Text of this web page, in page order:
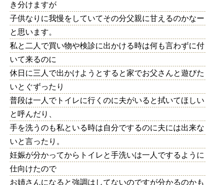
き分けますが
子供なりに我慢をしていてその分父親に甘えるのかなー
と思います。
私と二人で買い物や検診に出かける時は何も言わずに付
いて来るのに
休日に三人で出かけようとすると家でお父さんと遊びた
いとぐずったり
普段は一人でトイレに行くのに夫がいると拭いてほしい
と呼んだり、
手を洗うのも私といる時は自分でするのに夫には出来な
いと言ったり。
妊娠が分かってからトイレと手洗いは一人でするように
仕向けたので
お姉さんになると強調はしてないのですが分かるのかも